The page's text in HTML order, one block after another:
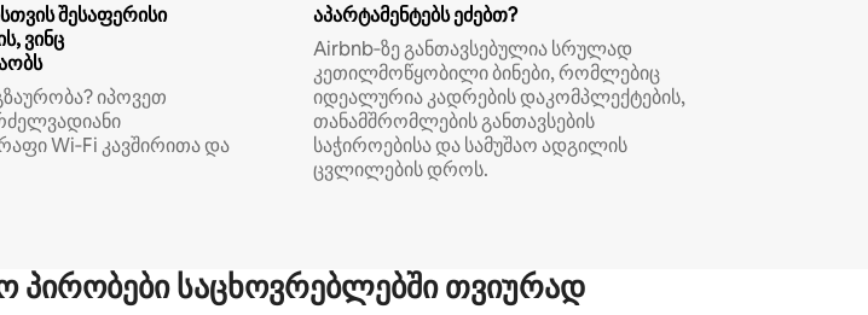
შესაფერისი
ვინც
იპოვეთ
Wi‑Fi კავშირითა და
აპარტამენტებს ეძებთ?
Airbnb‑ზე განთავსებულია სრულად
კეთილმოწყობილი ბინები, რომლებიც
იდეალურია კადრების დაკომპლექტების,
თანამშრომლების განთავსების
საჭიროებისა და სამუშაო ადგილის
ცვლილების დროს.
საცხოვრებლებში თვიურად